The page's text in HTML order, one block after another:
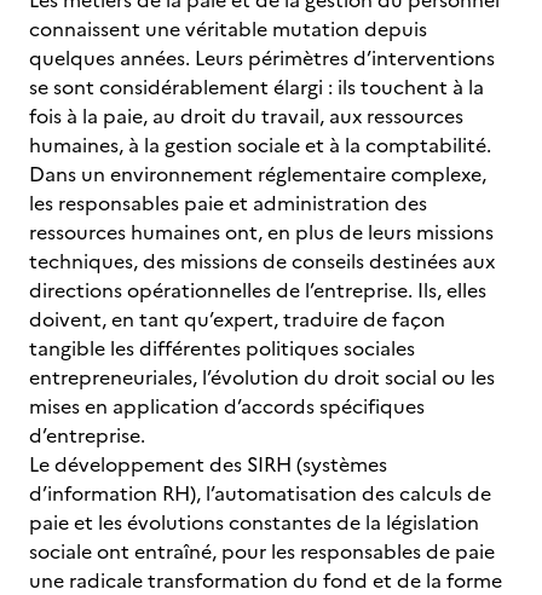
connaissent une véritable mutation depuis
quelques années. Leurs périmètres d’interventions
se sont considérablement élargi : ils touchent à la
fois à la paie, au droit du travail, aux ressources
humaines, à la gestion sociale et à la comptabilité.
Dans un environnement réglementaire complexe,
les responsables paie et administration des
ressources humaines ont, en plus de leurs missions
techniques, des missions de conseils destinées aux
directions opérationnelles de l’entreprise. Ils, elles
doivent, en tant qu’expert, traduire de façon
tangible les différentes politiques sociales
entrepreneuriales, l’évolution du droit social ou les
mises en application d’accords spécifiques
d’entreprise.
Le développement des SIRH (systèmes
d’information RH), l’automatisation des calculs de
paie et les évolutions constantes de la législation
sociale ont entraîné, pour les responsables de paie
une radicale transformation du fond et de la forme